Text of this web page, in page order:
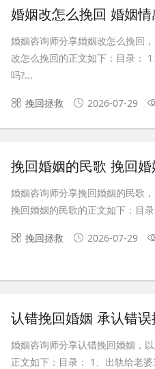
婚姻改怎么挽回 婚姻
婚姻咨询师分享婚姻改怎么挽回
改怎么挽回的正文如下：目录：
吗?...
挽回拯救 2026-07-29
挽回婚姻的民歌 挽回
婚姻咨询师分享挽回婚姻的民歌
挽回婚姻的民歌的正文如下：目
挽回拯救 2026-07-29
认错挽回婚姻 承认错误
婚姻咨询师分享认错挽回婚姻，
正文如下：目录： 1、出轨给老